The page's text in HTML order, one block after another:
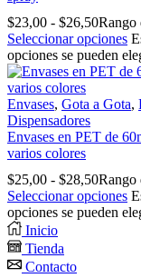
$23,00 - $26,50Rango
Seleccionar opciones
opciones se pueden
Envases, Gota a Gota,
Dispensadores
Envases en PET de
varios colores
$25,00 - $28,50Rango
Seleccionar opciones
opciones se pueden
Inicio
Tienda
Contacto